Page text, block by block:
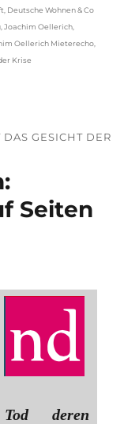
Deutsche Wohnen & Co
,Joachim Oellerich
Oellerich Mieterecho
Krise
GESICHT DER
Seiten
deren